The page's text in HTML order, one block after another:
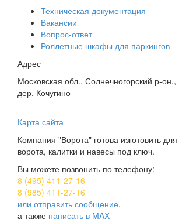
Техническая документация
Вакансии
Вопрос-ответ
Роллетные шкафы для паркингов
Адрес
Московская обл., Солнечногорский р-он.,
дер. Кочугино
Карта сайта
Компания "Ворота" готова изготовить
ворота, калитки и навесы под ключ.
Вы можете позвонить по телефону:
8 (495) 411-27-16
8 (985) 411-27-16
или отправить сообщение,
а также написать в MAX